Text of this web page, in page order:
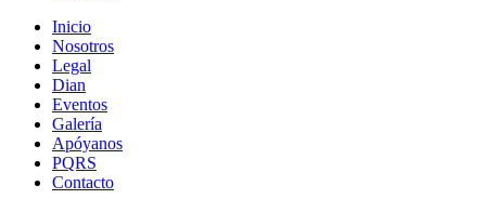
Inicio
Nosotros
Legal
Dian
Eventos
Galería
Apóyanos
PQRS
Contacto